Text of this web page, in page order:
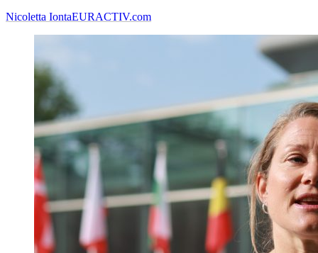
Nicoletta IontaEURACTIV.com